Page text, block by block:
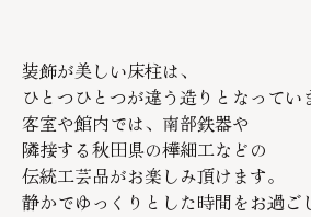
装飾が美しい床柱は、
ひとつひとつが違う造りとなってい
客室や館内では、南部鉄器や
隣接する秋田県の樺細工などの
伝統工芸品がお楽しみ頂けます。
静かでゆっくりとした時間をお過ご